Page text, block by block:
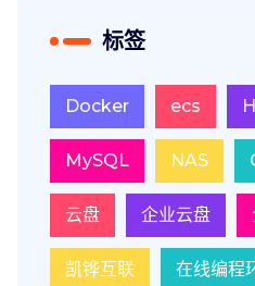
标签
Docker ecs
MySQL NAS
云盘 企业云盘
凯铧互联 在线编程